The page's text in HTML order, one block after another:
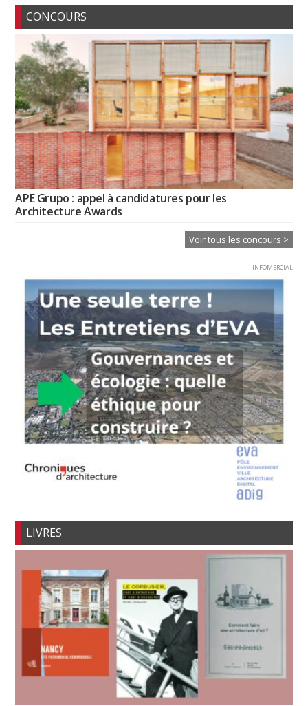
CONCOURS
APE Grupo : appel à candidatures pour les
Architecture Awards
Voir tous les concours >
INFOMERCIAL
LIVRES